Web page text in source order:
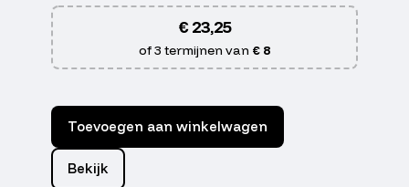
€23,25
of 3 termijnen van € 8
Toevoegen aan winkelwagen
Bekijk